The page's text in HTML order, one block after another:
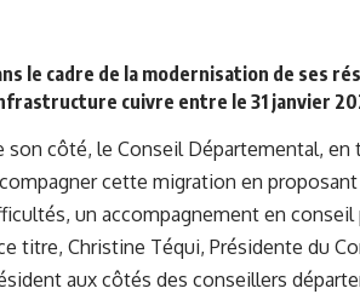
le cadre de la modernisation de ses
cuivre entre le 31 janvier
son côté, le Conseil Départemental,
cette migration en
un accompagnement en conseil
titre, Christine Téqui, Présidente du
aux côtés des conseillers